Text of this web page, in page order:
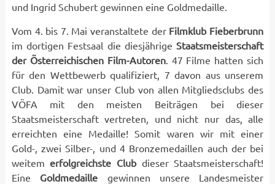
und Ingrid Schubert gewinnen eine Goldmedaille.
Vom 4. bis 7. Mai veranstaltete der Filmklub Fieberbrunn
im dortigen Festsaal die diesjährigeStaatsmeisterschaft
der Österreichischen Film-Autoren. 47 Filme hatten sich
für den Wettbewerb qualifiziert, 7 davon aus unserem
Club. Damit war unser Club von allen Mitgliedsclubs des
VÖFA mit den meisten Beiträgen bei dieser
Staatsmeisterschaft vertreten, und nicht nur das, alle
erreichten eine Medaille! Somit waren wir mit einer
Gold-, zwei Silber-, und 4 Bronzemedaillen auch der bei
weitemerfolgreichste Club dieser Staatsmeisterschaft!
Eine Goldmedaille gewinnen unsere Landesmeister